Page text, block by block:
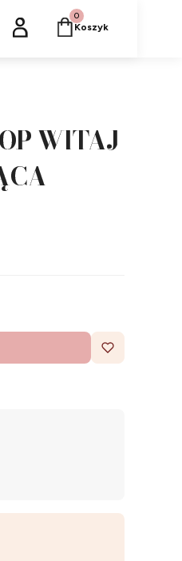
Produkty w koszyku:
Koszyk
WITAJ